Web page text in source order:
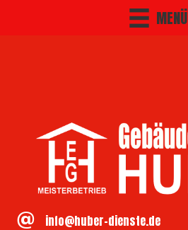
MENÜ
info@huber-dienste.de